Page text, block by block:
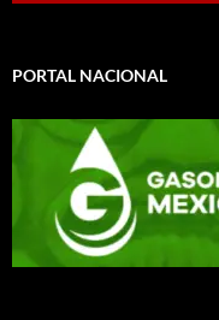
PORTAL NACIONAL